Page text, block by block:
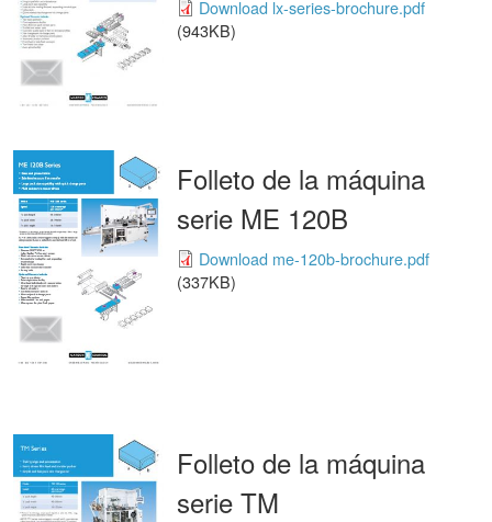
Download lx-series-brochure.pdf
(943KB)
Folleto de la máquina
serie ME 120B
Download me-120b-brochure.pdf
(337KB)
Folleto de la máquina
serie TM